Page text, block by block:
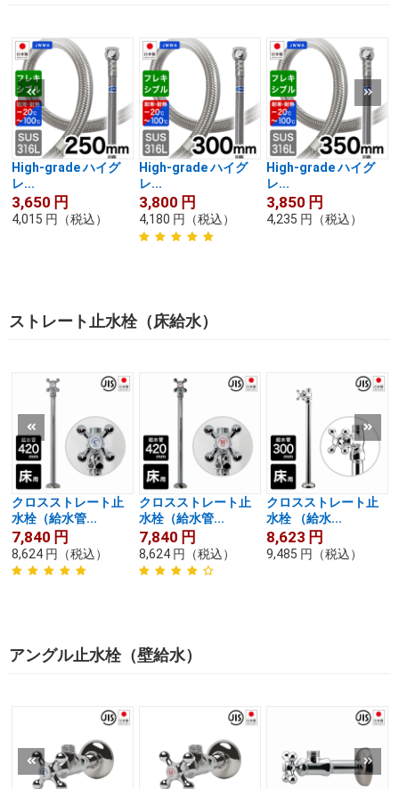
High-grade ハイグ
レ...
3,650 円
4,015 円 （税込）
High-grade ハイグ
レ...
3,800 円
4,180 円 （税込）
High-grade ハイグ
レ...
3,850 円
4,235 円 （税込）
ストレート止水栓（床給水）
クロスストレート止
水栓（給水管...
7,840 円
8,624 円 （税込）
クロスストレート止
水栓（給水管...
7,840 円
8,624 円 （税込）
クロスストレート止
水栓 （給水...
8,623 円
9,485 円 （税込）
アングル止水栓（壁給水）